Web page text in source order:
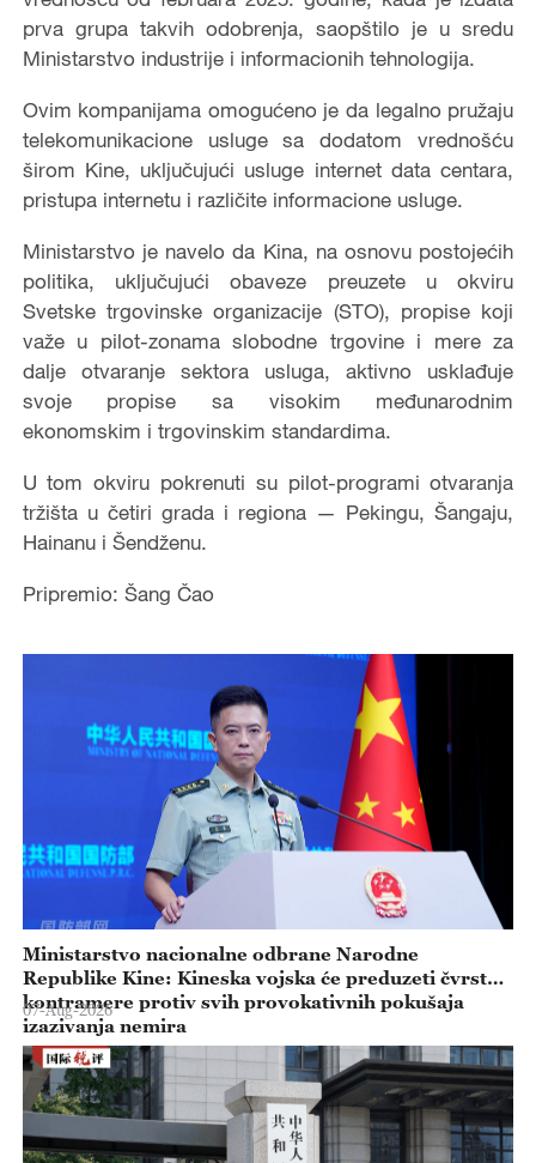
prva grupa takvih odobrenja, saopštilo je u sredu
Ministarstvo industrije i informacionih tehnologija.
Ovim kompanijama omogućeno je da legalno pružaju
telekomunikacione usluge sa dodatom vrednošću
širom Kine, uključujući usluge internet data centara,
pristupa internetu i različite informacione usluge.
Ministarstvo je navelo da Kina, na osnovu postojećih
politika, uključujući obaveze preuzete u okviru
Svetske trgovinske organizacije (STO), propise koji
važe u pilot-zonama slobodne trgovine i mere za
dalje otvaranje sektora usluga, aktivno usklađuje
svoje propise sa visokim međunarodnim
ekonomskim i trgovinskim standardima.
U tom okviru pokrenuti su pilot-programi otvaranja
tržišta u četiri grada i regiona — Pekingu, Šangaju,
Hainanu i Šendženu.
Pripremio: Šang Čao
Ministarstvo nacionalne odbrane Narodne
Republike Kine: Kineska vojska će preduzeti čvrste
kontramere protiv svih provokativnih pokušaja
izazivanja nemira
07-Aug-2026